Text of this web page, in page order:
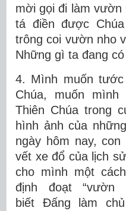
mời gọi đi làm vườn
tá điền được
trông coi vườn nho
Những gì ta đang
4. Mình muốn
Chúa, muốn
Thiên Chúa trong
hình ảnh của
ngày hôm nay,
vết xe đổ của lịch
cho mình một
định đoạt “vườn
biết Đấng làm